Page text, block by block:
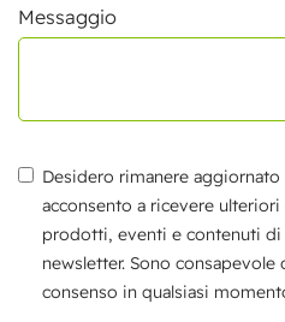
Messaggio
Desidero rimanere
acconsento a ricevere
prodotti, eventi e contenuti
newsletter. Sono
consenso in qualsiasi